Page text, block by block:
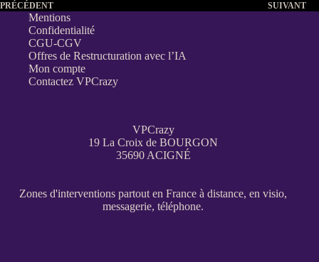
PRÉCÉDENT SUIVANT
Mentions
Confidentialité
CGU-CGV
Offres de Restructuration avec l’IA
Mon compte
Contactez VPCrazy
VPCrazy
19 La Croix de BOURGON
35690 ACIGNÉ
Zones d'interventions partout en France à distance, en visio,
messagerie, téléphone.